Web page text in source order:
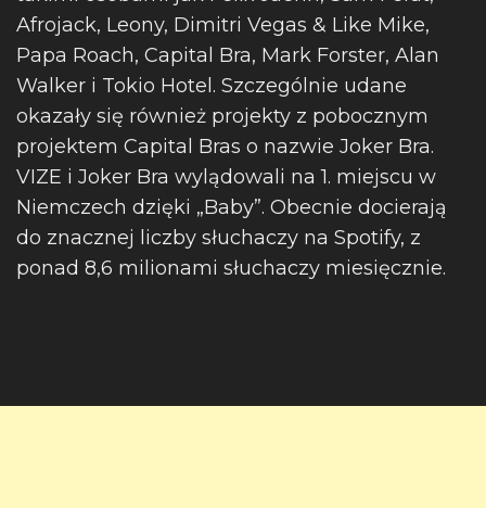
Afrojack, Leony, Dimitri Vegas & Like Mike,
Papa Roach, Capital Bra, Mark Forster, Alan
Walker i Tokio Hotel. Szczególnie udane
okazały się również projekty z pobocznym
projektem Capital Bras o nazwie Joker Bra.
VIZE i Joker Bra wylądowali na 1. miejscu w
Niemczech dzięki „Baby”. Obecnie docierają
do znacznej liczby słuchaczy na Spotify, z
ponad 8,6 milionami słuchaczy miesięcznie.